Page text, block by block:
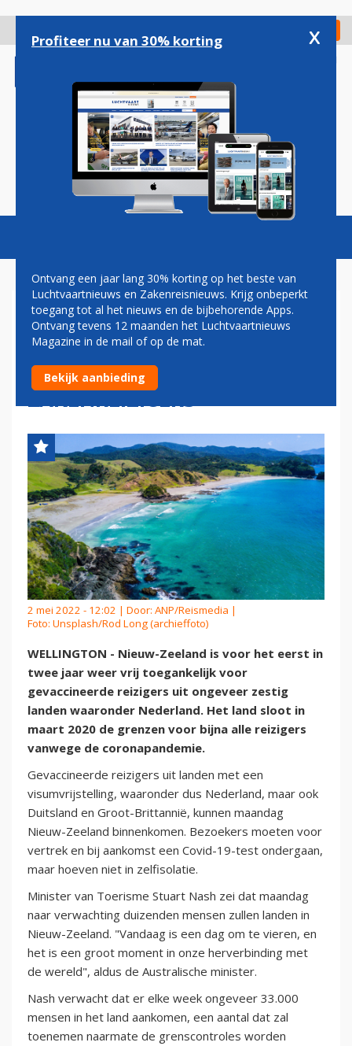
gaan
Check in
Magazine Podcasts Vacatures
NIEUW-ZEELAND WEER OPEN
VOOR NEDERLANDSE
TOERISTEN EN
ZAKENREIZIGERS
2 mei 2022 - 12:02 | Door: ANP/Reismedia |
Foto: Unsplash/Rod Long (archieffoto)
WELLINGTON - Nieuw-Zeeland is voor het eerst in
twee jaar weer vrij toegankelijk voor
gevaccineerde reizigers uit ongeveer zestig
landen waaronder Nederland. Het land sloot in
maart 2020 de grenzen voor bijna alle reizigers
vanwege de coronapandemie.
Gevaccineerde reizigers uit landen met een
visumvrijstelling, waaronder dus Nederland, maar ook
Duitsland en Groot-Brittannië, kunnen maandag
Nieuw-Zeeland binnenkomen. Bezoekers moeten voor
vertrek en bij aankomst een Covid-19-test ondergaan,
maar hoeven niet in zelfisolatie.
Minister van Toerisme Stuart Nash zei dat maandag
naar verwachting duizenden mensen zullen landen in
Nieuw-Zeeland. "Vandaag is een dag om te vieren, en
het is een groot moment in onze herverbinding met
de wereld", aldus de Australische minister.
Nash verwacht dat er elke week ongeveer 33.000
mensen in het land aankomen, een aantal dat zal
toenemen naarmate de grenscontroles worden
Profiteer nu van 30% korting x
Ontvang een jaar lang 30% korting op het beste van
Luchtvaartnieuws en Zakenreisnieuws. Krijg onbeperkt
toegang tot al het nieuws en de bijbehorende Apps.
Ontvang tevens 12 maanden het Luchtvaartnieuws
Magazine in de mail of op de mat.
Bekijk aanbieding